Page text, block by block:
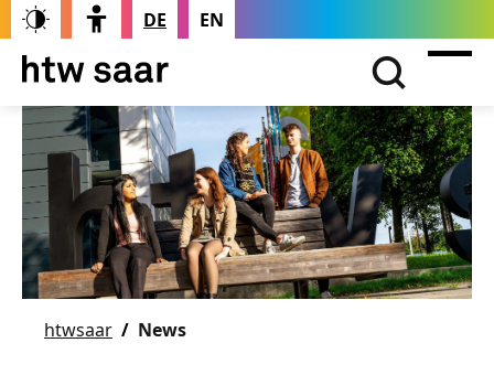
DE EN
htwsaar News